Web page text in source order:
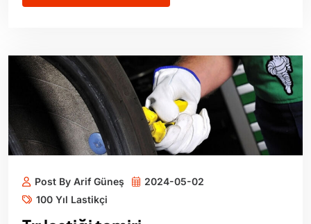
Post By Arif Güneş
2024-05-02
100 Yıl Lastikçi